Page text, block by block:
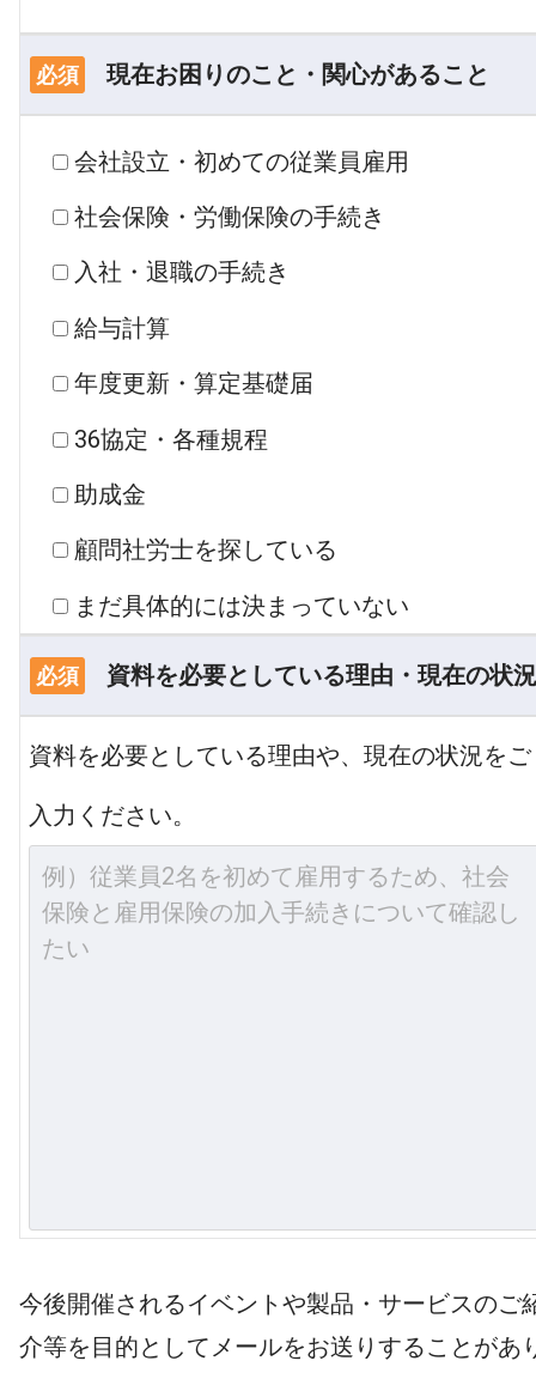
必須 現在お困りのこと・関心があること
会社設立・初めての従業員雇用
社会保険・労働保険の手続き
入社・退職の手続き
給与計算
年度更新・算定基礎届
36協定・各種規程
助成金
顧問社労士を探している
まだ具体的には決まっていない
必須 資料を必要としている理由・現在の状況
資料を必要としている理由や、現在の状況をご
入力ください。
今後開催されるイベントや製品・サービスのご
介等を目的としてメールをお送りすることがあ